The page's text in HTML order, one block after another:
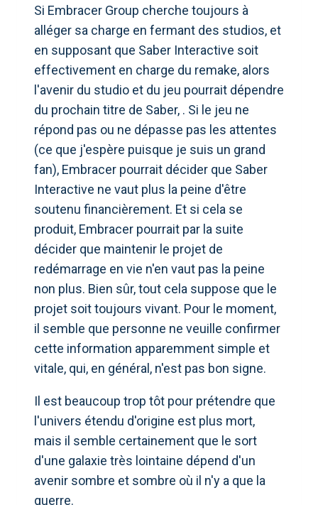
Si Embracer Group cherche toujours à
alléger sa charge en fermant des studios, et
en supposant que Saber Interactive soit
effectivement en charge du remake, alors
l'avenir du studio et du jeu pourrait dépendre
du prochain titre de Saber, . Si le jeu ne
répond pas ou ne dépasse pas les attentes
(ce que j'espère puisque je suis un grand
fan), Embracer pourrait décider que Saber
Interactive ne vaut plus la peine d'être
soutenu financièrement. Et si cela se
produit, Embracer pourrait par la suite
décider que maintenir le projet de
redémarrage en vie n'en vaut pas la peine
non plus. Bien sûr, tout cela suppose que le
projet soit toujours vivant. Pour le moment,
il semble que personne ne veuille confirmer
cette information apparemment simple et
vitale, qui, en général, n'est pas bon signe.
Il est beaucoup trop tôt pour prétendre que
l'univers étendu d'origine est plus mort,
mais il semble certainement que le sort
d'une galaxie très lointaine dépend d'un
avenir sombre et sombre où il n'y a que la
guerre.